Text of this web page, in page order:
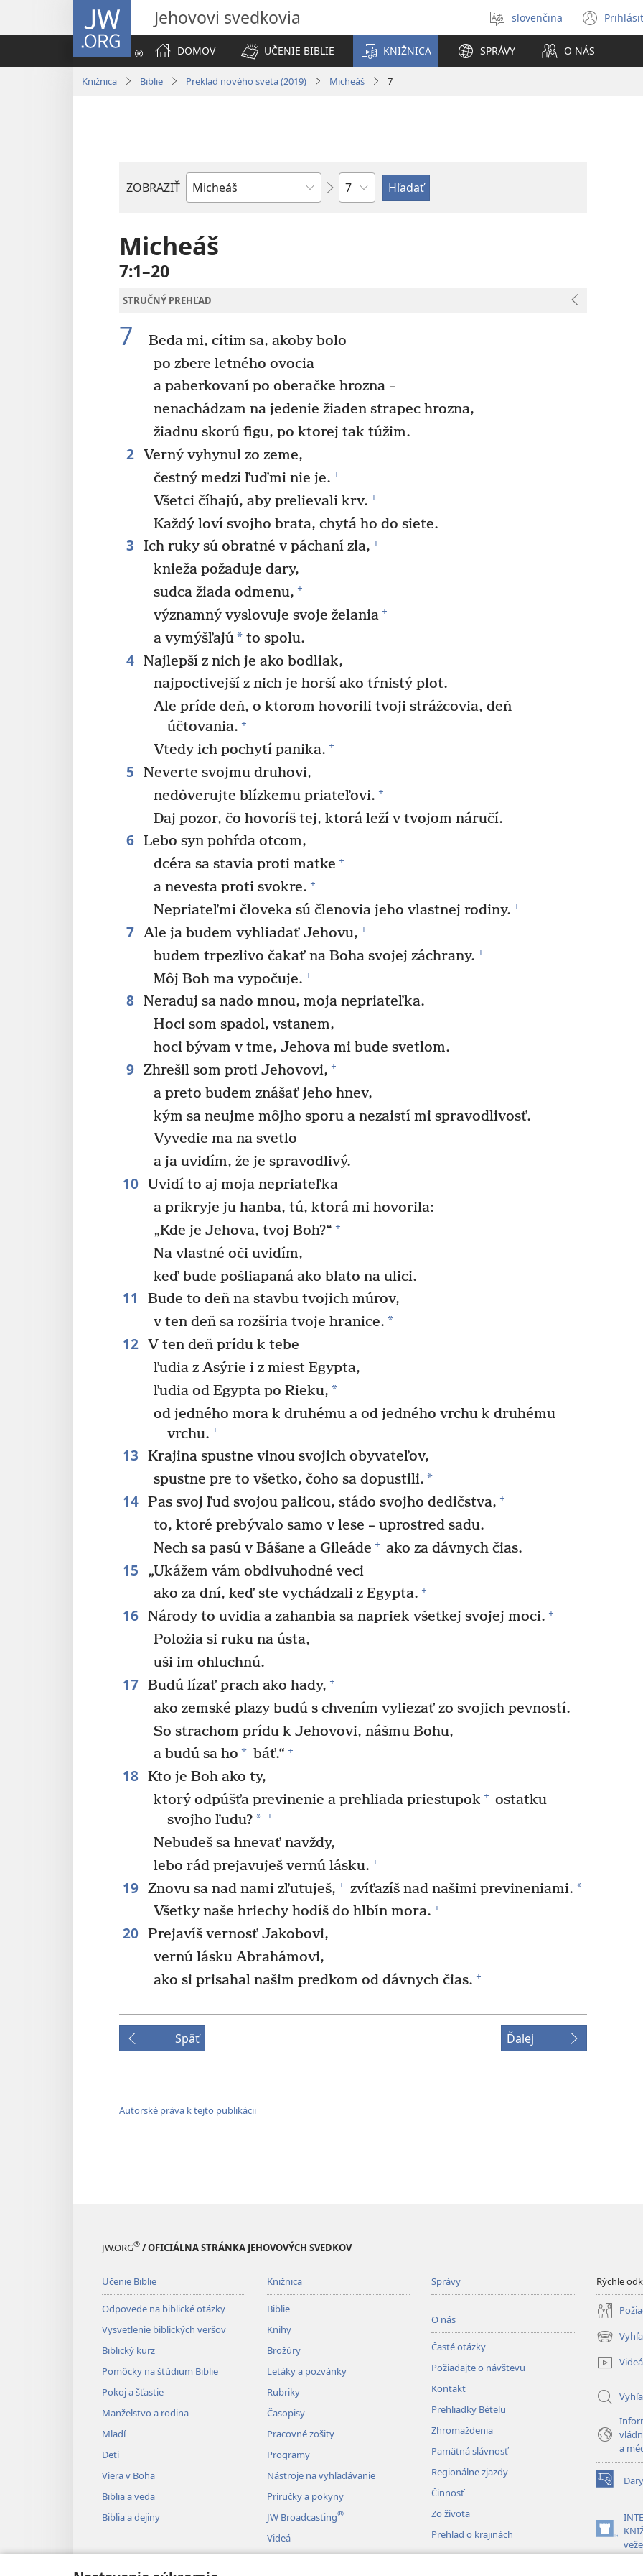
JW.ORG Jehovovi svedkovia
Výber
jazyka
slovenčina
nové
DOMOV
UČENIE BIBLIE KNIŽNICA SPRÁVY O NÁS
Knižnica Biblie Preklad nového sveta (2019) Micheáš 7
ZOBRAZIŤ
Biblická
Kapitola
Micheáš
7:1–20
STRUČNÝ PREHĽAD
7
Beda mi, cítim sa, akoby bolo
po zbere letného ovocia
a paberkovaní po oberačke hrozna –
nenachádzam na jedenie žiaden strapec hrozna,
žiadnu skorú figu, po ktorej tak túžim.
2 Verný vyhynul zo zeme,
čestný medzi ľuďmi nie je. +
Všetci číhajú, aby prelievali krv. +
Každý loví svojho brata, chytá ho do siete.
3 Ich ruky sú obratné v páchaní zla, +
knieža požaduje dary,
sudca žiada odmenu, +
významný vyslovuje svoje želania +
a vymýšľajú* to spolu.
4 Najlepší z nich je ako bodliak,
najpoctivejší z nich je horší ako tŕnistý plot.
Ale príde deň, o ktorom hovorili tvoji strážcovia, deň
účtovania. +
Vtedy ich pochytí panika. +
5
Neverte svojmu druhovi,
nedôverujte blízkemu priateľovi. +
Daj pozor, čo hovoríš tej, ktorá leží v tvojom náručí.
6 Lebo syn pohŕda otcom,
dcéra sa stavia proti matke +
a nevesta proti svokre. +
Nepriateľmi človeka sú členovia jeho vlastnej rodiny. +
7 Ale ja budem vyhliadať Jehovu, +
budem trpezlivo čakať na Boha svojej záchrany. +
Môj Boh ma vypočuje. +
8 Neraduj sa nado mnou, moja nepriateľka.
Hoci som spadol, vstanem,
hoci bývam v tme, Jehova mi bude svetlom.
9 Zhrešil som proti Jehovovi, +
a preto budem znášať jeho hnev,
kým sa neujme môjho sporu a nezaistí mi spravodlivosť.
Vyvedie ma na svetlo
a ja uvidím, že je spravodlivý.
10 Uvidí to aj moja nepriateľka
a prikryje ju hanba, tú, ktorá mi hovorila:
„Kde je Jehova, tvoj Boh?“ +
Na vlastné oči uvidím,
keď bude pošliapaná ako blato na ulici.
11
Bude to deň na stavbu tvojich múrov,
v ten deň sa rozšíria tvoje hranice. *
12 V ten deň prídu k tebe
ľudia z Asýrie i z miest Egypta,
ľudia od Egypta po Rieku, *
od jedného mora k druhému a od jedného vrchu k druhému
vrchu. +
13
Krajina spustne vinou svojich obyvateľov,
spustne pre to všetko, čoho sa dopustili. *
14 Pas svoj ľud svojou palicou, stádo svojho dedičstva, +
to, ktoré prebývalo samo v lese – uprostred sadu.
Nech sa pasú v Bášane a Gileáde + ako za dávnych čias.
15
„Ukážem vám obdivuhodné veci
ako za dní, keď ste vychádzali z Egypta. +
16 Národy to uvidia a zahanbia sa napriek všetkej svojej moci. +
Položia si ruku na ústa,
uši im ohluchnú.
17 Budú lízať prach ako hady, +
ako zemské plazy budú s chvením vyliezať zo svojich pevností.
So strachom prídu k Jehovovi, nášmu Bohu,
a budú sa ho * báť.“ +
18 Kto je Boh ako ty,
ktorý odpúšťa previnenie a prehliada priestupok + ostatku
svojho ľudu?* +
Nebudeš sa hnevať navždy,
lebo rád prejavuješ vernú lásku. +
19 Znovu sa nad nami zľutuješ, + zvíťazíš nad našimi previneniami. *
Všetky naše hriechy hodíš do hlbín mora. +
20 Prejavíš vernosť Jakobovi,
vernú lásku Abrahámovi,
ako si prisahal našim predkom od dávnych čias. +
Späť Ďalej
Autorské práva k tejto publikácii
JW.ORG® / OFICIÁLNA STRÁNKA JEHOVOVÝCH SVEDKOV
Učenie Biblie
Odpovede na biblické otázky
Vysvetlenie biblických veršov
Biblický kurz
Pomôcky na štúdium Biblie
Pokoj a šťastie
Manželstvo a rodina
Mladí
Deti
Viera v Boha
Biblia a veda
Biblia a dejiny
Knižnica
Biblie
Knihy
Brožúry
Letáky a pozvánky
Rubriky
Časopisy
Pracovné zošity
Programy
Nástroje na vyhľadávanie
Príručky a pokyny
JW Broadcasting®
Videá
Hudba
Správy
O nás
Časté otázky
Požiadajte o návštevu
Kontakt
Prehliadky Bételu
Zhromaždenia
Pamätná slávnosť
Regionálne zjazdy
Činnosť
Zo života
Prehľad o krajinách
Rýchle
(otvorí
nové
okno)
Videá
a
Dary
(otvorí
nové
veže
(otvorí
nové